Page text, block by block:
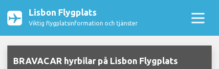
Lisbon Flygplats
Viktig flygplatsinformation och tjänster
BRAVACAR hyrbilar på Lisbon Flygplats